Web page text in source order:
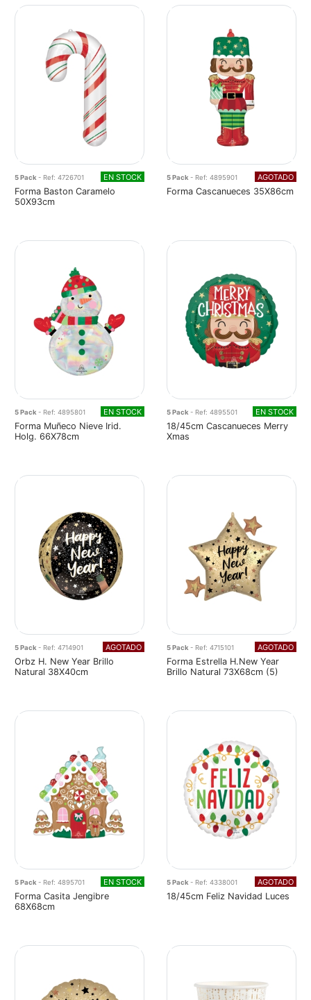
5 Pack - Ref: 4726701 EN STOCK
Forma Baston Caramelo
50X93cm
5 Pack - Ref: 4895901 AGOTADO
Forma Cascanueces 35X86cm
5 Pack - Ref: 4895801 EN STOCK
Forma Muñeco Nieve Irid.
Holg. 66X78cm
5 Pack - Ref: 4895501 EN STOCK
18/45cm Cascanueces Merry
Xmas
5 Pack - Ref: 4714901 AGOTADO
Orbz H. New Year Brillo
Natural 38X40cm
5 Pack - Ref: 4715101 AGOTADO
Forma Estrella H.New Year
Brillo Natural 73X68cm (5)
5 Pack - Ref: 4895701 EN STOCK
Forma Casita Jengibre
68X68cm
5 Pack - Ref: 4338001 AGOTADO
18/45cm Feliz Navidad Luces